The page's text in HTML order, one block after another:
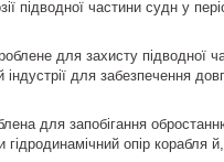
підводної частини судн у
для захисту підводної
для забезпечення
для запобігання
опір корабля